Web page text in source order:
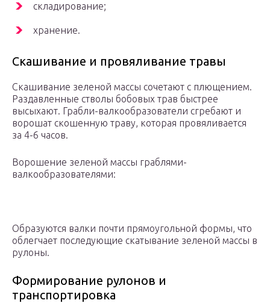
складирование;
хранение.
Скашивание и провяливание травы
Скашивание зеленой массы сочетают с плющением.
Раздавленные стволы бобовых трав быстрее
высыхают. Грабли-валкообразователи сгребают и
ворошат скошенную траву, которая провяливается
за 4-6 часов.
Ворошение зеленой массы граблями-
валкообразователями:
Образуются валки почти прямоугольной формы, что
облегчает последующие скатывание зеленой массы в
рулоны.
Формирование рулонов и
транспортировка